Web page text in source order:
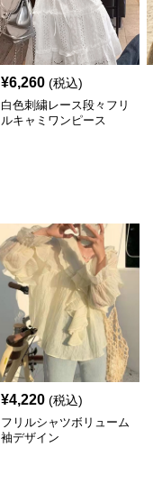
¥6,260 (税込)
白色刺繍レース段々フリ
ルキャミワンピース
¥4,220 (税込)
フリルシャツボリューム
袖デザイン